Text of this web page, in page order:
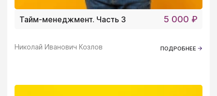
Тайм-менеджмент. Часть 3 5 000 ₽
Николай Иванович Козлов ПОДРОБНЕЕ